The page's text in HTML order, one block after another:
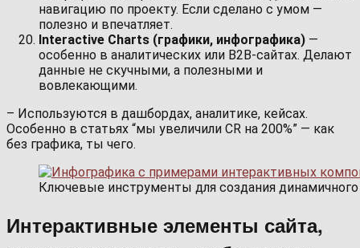
навигацию по проекту. Если сделано с умом —
полезно и впечатляет.
Interactive Charts (графики, инфографика) —
особенно в аналитических или B2B-сайтах. Делают
данные не скучными, а полезными и
вовлекающими.
– Используются в дашбордах, аналитике, кейсах.
Особенно в статьях “мы увеличили CR на 200%” — как
без графика, ты чего.
Ключевые инструменты для создания
Интерактивные элементы сайта,